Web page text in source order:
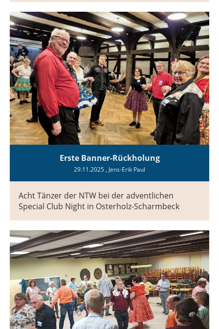
Erste Banner-Rückholung
29.11.2025 , Jens-Erik Paul
Acht Tänzer der NTW bei der adventlichen
Special Club Night in Osterholz-Scharmbeck